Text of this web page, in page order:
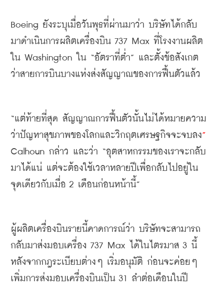
Boeing ยังระบุเมื่อวันพุธที่ผ่านมาว่า บริษัทได้กลับ
มาดำเนินการผลิตเครื่องบิน 737 Max ที่โรงงานผลิต
ใน Washington ใน “อัตราที่ต่ำ” และตั้งข้อสังเกต
ว่าสายการบินบางแห่งส่งสัญญาณของการฟื้นตัวแล้ว
“แต่ท้ายที่สุด สัญญาณการฟื้นตัวนั้นไม่ได้หมายความ
ว่าปัญหาสุขภาพของโลกและวิกฤตเศรษฐกิจจะจบลง”
Calhoun กล่าว และว่า “อุตสาหกรรมของเราจะกลับ
มาได้แน่ แต่จะต้องใช้เวลาหลายปีเพื่อกลับไปอยู่ใน
จุดเดียวกับเมื่อ 2 เดือนก่อนหน้านี้”
ผู้ผลิตเครื่องบินรายนี้คาดการณ์ว่า บริษัทจะสามารถ
กลับมาส่งมอบเครื่อง 737 Max ได้ในไตรมาส 3 นี้
หลังจากกฎระเบียบต่างๆ เริ่มอนุมัติ ก่อนจะค่อยๆ
เพิ่มการส่งมอบเครื่องบินเป็น 31 ลำต่อเดือนในปี